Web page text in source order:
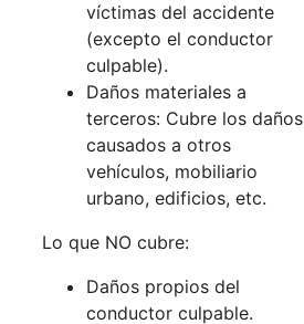
víctimas del accidente
(excepto el conductor
culpable).
Daños materiales a
terceros: Cubre los daños
causados a otros
vehículos, mobiliario
urbano, edificios, etc.
Lo que NO cubre:
Daños propios del
conductor culpable.